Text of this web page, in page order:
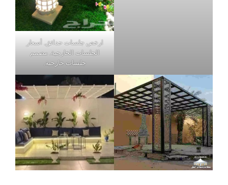
ارخص جلسات حدائق, أسعار
الجلسات الخارجية, مصمم
جلسات خارجية,